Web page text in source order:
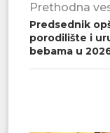
Prethodna
Predsednik
porodilište i
bebama u